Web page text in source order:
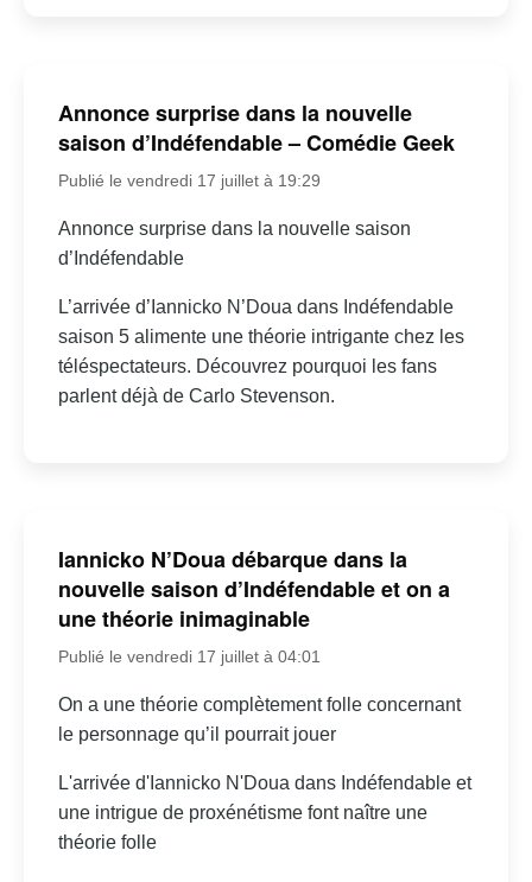
Annonce surprise dans la nouvelle
saison d’Indéfendable – Comédie Geek
Publié le vendredi 17 juillet à 19:29
Annonce surprise dans la nouvelle saison
d’Indéfendable
L’arrivée d’Iannicko N’Doua dans Indéfendable
saison 5 alimente une théorie intrigante chez les
téléspectateurs. Découvrez pourquoi les fans
parlent déjà de Carlo Stevenson.
Iannicko N’Doua débarque dans la
nouvelle saison d’Indéfendable et on a
une théorie inimaginable
Publié le vendredi 17 juillet à 04:01
On a une théorie complètement folle concernant
le personnage qu’il pourrait jouer
L'arrivée d'Iannicko N'Doua dans Indéfendable et
une intrigue de proxénétisme font naître une
théorie folle